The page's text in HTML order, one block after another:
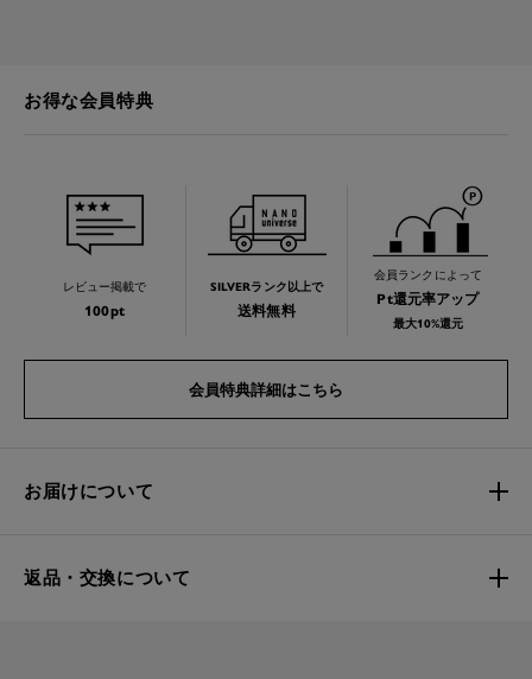
お得な会員特典
レビュー掲載で
100pt
SILVERランク以上で
送料無料
会員ランクによって
Pt還元率アップ
最大10%還元
会員特典詳細はこちら
お届けについて
返品・交換について